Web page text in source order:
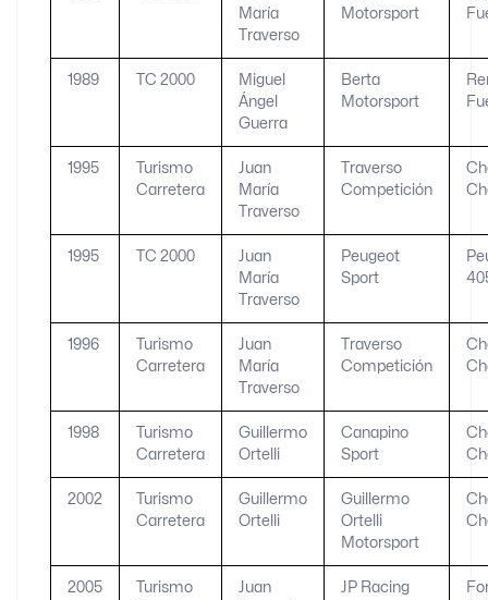
María
Traverso
Motorsport
1989 TC 2000
Miguel
Ángel
Guerra
Berta
Motorsport
1995
Turismo
Carretera
Juan
María
Traverso
Traverso
Competición
1995 TC 2000
Juan
María
Traverso
Peugeot
Sport
1996
Turismo
Carretera
Juan
María
Traverso
Traverso
Competición
1998
Turismo
Carretera
Guillermo
Ortelli
Canapino
Sport
2002
Turismo
Carretera
Guillermo
Ortelli
Guillermo
Ortelli
Motorsport
2005
Turismo
Juan
JP Racing